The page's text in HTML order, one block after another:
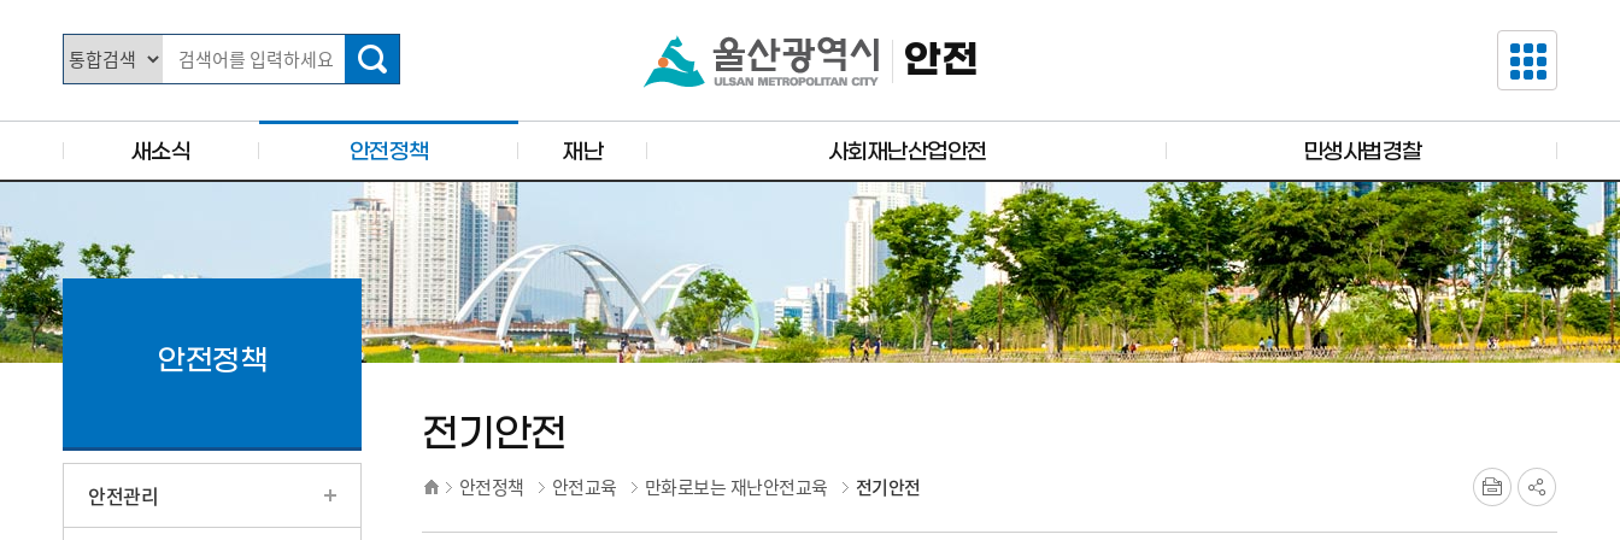
안전
새소식 안전정책 재난 사회재난산업안전 민생사법경찰
안전정책
안전관리
전기안전
안전정책 안전교육 만화로보는 재난안전교육 전기안전